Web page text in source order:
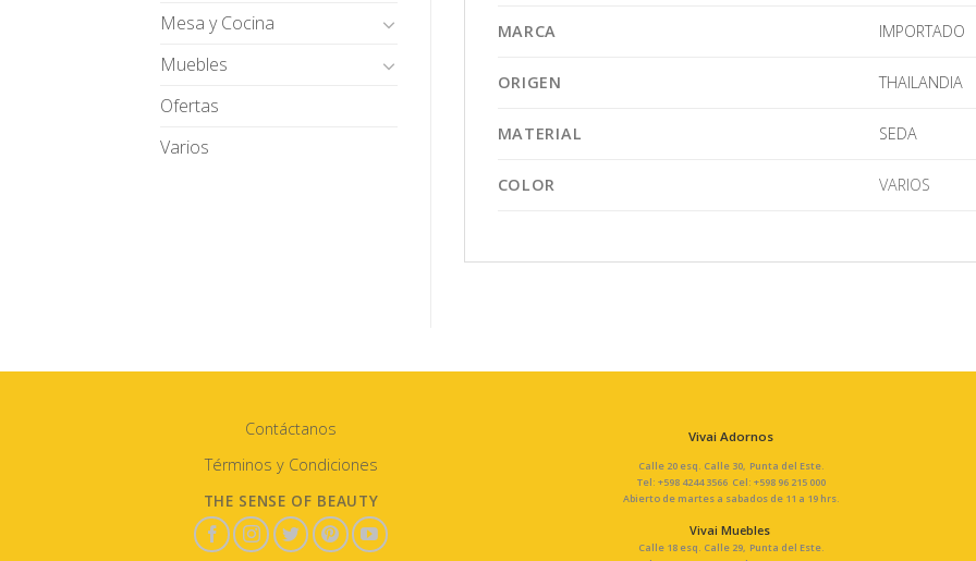
Mesa y Cocina
Muebles
Ofertas
Varios
MARCA IMPORTADO
ORIGEN THAILANDIA
MATERIAL SEDA
COLOR VARIOS
Contáctanos
Términos y Condiciones
THE SENSE OF BEAUTY
Vivai Adornos
Calle 20 esq. Calle 30, Punta del Este.
Tel: +598 4244 3566 Cel: +598 96 215 000
Abierto de martes a sabados de 11 a 19 hrs.
Vivai Muebles
Calle 18 esq. Calle 29, Punta del Este.